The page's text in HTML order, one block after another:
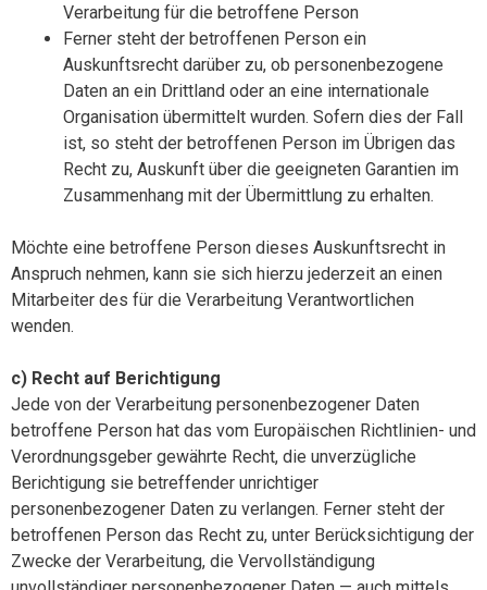
Verarbeitung für die betroffene Person
Ferner steht der betroffenen Person ein
Auskunftsrecht darüber zu, ob personenbezogene
Daten an ein Drittland oder an eine internationale
Organisation übermittelt wurden. Sofern dies der Fall
ist, so steht der betroffenen Person im Übrigen das
Recht zu, Auskunft über die geeigneten Garantien im
Zusammenhang mit der Übermittlung zu erhalten.
Möchte eine betroffene Person dieses Auskunftsrecht in
Anspruch nehmen, kann sie sich hierzu jederzeit an einen
Mitarbeiter des für die Verarbeitung Verantwortlichen
wenden.
c) Recht auf Berichtigung
Jede von der Verarbeitung personenbezogener Daten
betroffene Person hat das vom Europäischen Richtlinien- und
Verordnungsgeber gewährte Recht, die unverzügliche
Berichtigung sie betreffender unrichtiger
personenbezogener Daten zu verlangen. Ferner steht der
betroffenen Person das Recht zu, unter Berücksichtigung der
Zwecke der Verarbeitung, die Vervollständigung